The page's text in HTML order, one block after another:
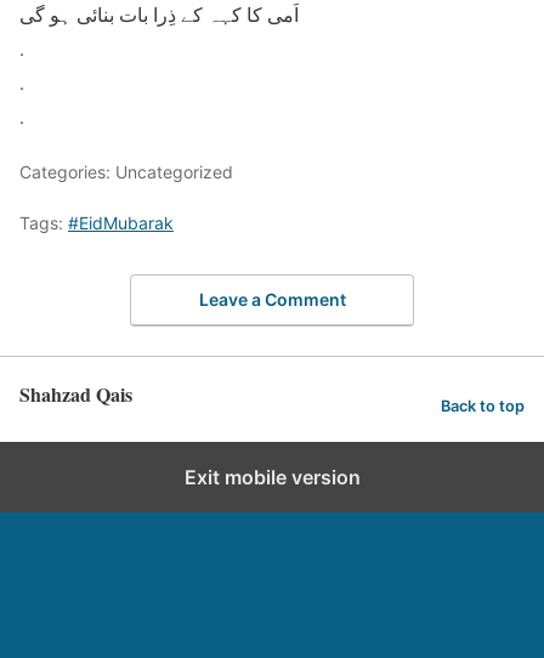
اَمی کا کہہ کے ذِرا بات بنائی ہو گی
.
.
.
Categories: Uncategorized
Tags: #EidMubarak
Leave a Comment
Shahzad Qais Back to top
Exit mobile version